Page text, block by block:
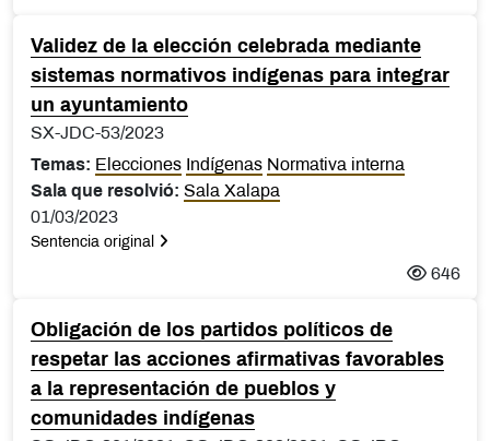
Validez de la elección celebrada mediante
sistemas normativos indígenas para integrar
un ayuntamiento
SX-JDC-53/2023
Temas: Elecciones Indígenas Normativa interna
Sala que resolvió: Sala Xalapa
01/03/2023
Sentencia original
646
Obligación de los partidos políticos de
respetar las acciones afirmativas favorables
a la representación de pueblos y
comunidades indígenas